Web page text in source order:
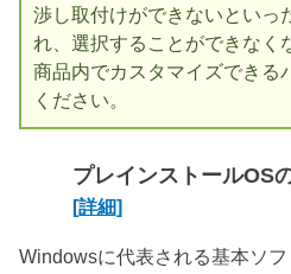
渉し取付けができないといっ
れ、選択することができなく
商品内でカスタマイズできる
ください。
プレインストールOS
[詳細]
Windowsに代表される基本ソ